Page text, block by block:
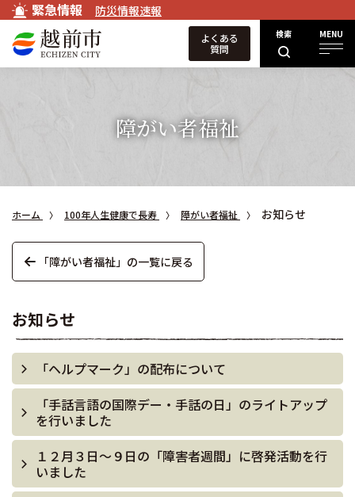
緊急情報 防災情報速報
検索 MENU
よくある
質問
障がい者福祉
ホーム 100年人生健康で長寿 障がい者福祉 お知らせ
「障がい者福祉」の一覧に戻る
お知らせ
「ヘルプマーク」の配布について
「手話言語の国際デー・手話の日」のライトアップ
を行いました
１２月３日～９日の「障害者週間」に啓発活動を行
いました